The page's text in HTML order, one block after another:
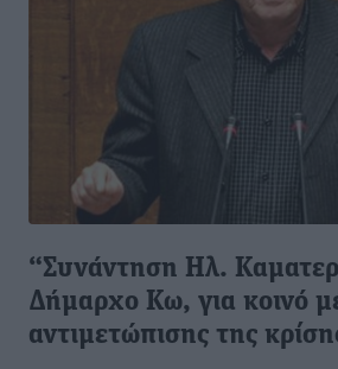
“Συνάντηση Ηλ.
Δήμαρχο Κω, για κοινό
αντιμετώπισης της